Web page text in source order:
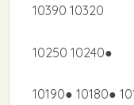
10390 10320
10250 10240●
10190● 10180●